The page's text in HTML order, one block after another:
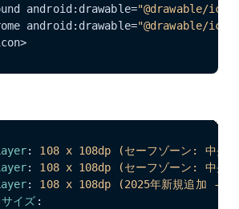
android:drawable=
"@drawable/
android:drawable=
"@drawable/
:
108 x 108dp (セーフゾーン: 中央
:
108 x 108dp (セーフゾーン: 中
:
108 x 108dp (2025年新規追加 - テ
イズ :